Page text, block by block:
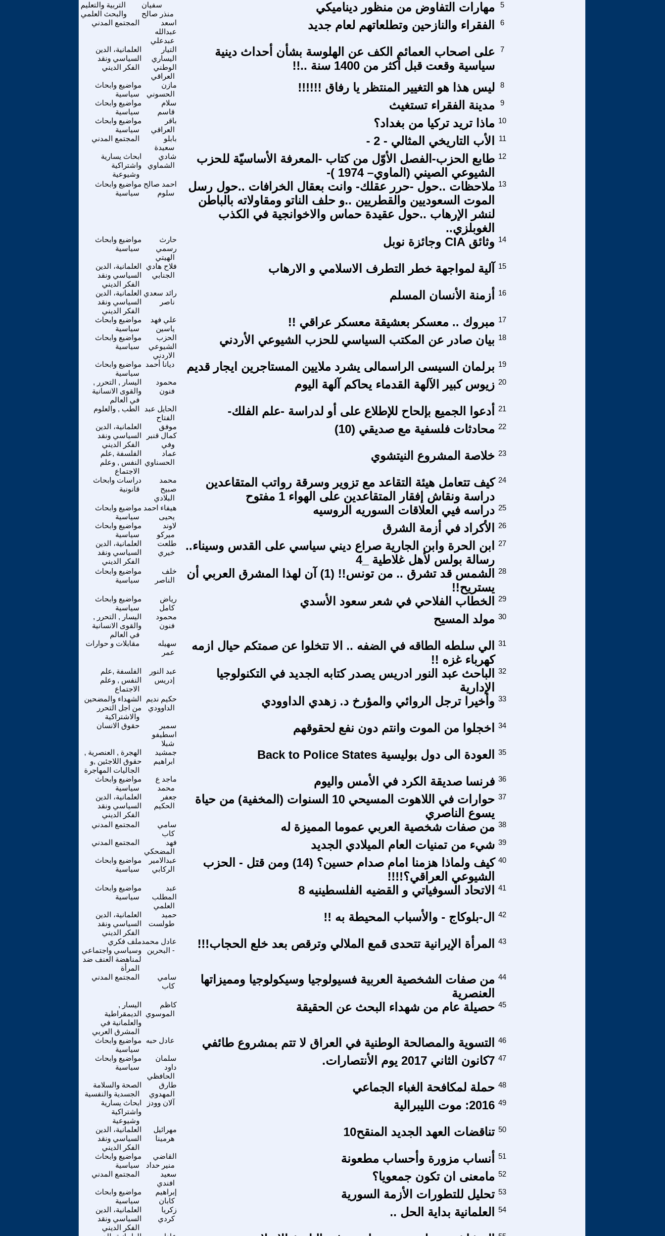
التربية والتعليم
والبحث العلمي
سفيان
منذر صالح
مهارات التفاوض من منظور ديناميكي 5
المجتمع المدني
اسعد
عبدالله
عبدعلي
الفقراء والنازحين وتطلعاتهم لعام جديد 6
العلمانية، الدين
السياسي ونقد
الفكر الديني
التيار
اليساري
الوطني
العراقي
على اصحاب العمائم الكف عن الهلوسة بشأن أحداث دينية
سياسية وقعت قبل أكثر من 1400 سنة ..!!
7
مواضيع وابحاث
سياسية
مازن
الحسوني
ليس هذا هو التغيير المنتظر يا رفاق !!!!!! 8
مواضيع وابحاث
سياسية
سلام
قاسم
مدينة الفقراء تستغيث 9
مواضيع وابحاث
سياسية
باقر
العراقي
ماذا تريد تركيا من بغداد؟ 10
المجتمع المدني
بابلو
سعيدة
الأب التاريخي المثالي - 2 - 11
ابحاث يسارية
واشتراكية
وشيوعية
شادي
الشماوي
طابع الحزب-الفصل الأوّل من كتاب -المعرفة الأساسيّة للحزب
الشيوعي الصيني (الماوي– 1974 )-
12
مواضيع وابحاث
سياسية
احمد صالح
سلوم
ملاحظات ..حول -حرر عقلك- وانت بعقال الخرافات ..حول رسل
الموت السعوديين والقطريين ..و حلف الناتو ومقاولاته بالباطن
لنشر الإرهاب ..حول عقيدة حماس والاخوانجية في الكذب
الغوبلزي..
13
مواضيع وابحاث
سياسية
حارث
رسمي
الهيتي
وثائق CIA وجائزة نوبل 14
العلمانية، الدين
السياسي ونقد
الفكر الديني
فلاح هادي
الجنابي
آلية لمواجهة خطر التطرف الاسلامي و الارهاب 15
العلمانية، الدين
السياسي ونقد
الفكر الديني
رائد سعدي
ناصر
أزمنة الأنسان المسلم 16
مواضيع وابحاث
سياسية
علي فهد
ياسين
مبروك .. معسكر بعشيقة معسكر عراقي !! 17
مواضيع وابحاث
سياسية
الحزب
الشيوعي
الاردني
بيان صادر عن المكتب السياسي للحزب الشيوعي الأردني 18
مواضيع وابحاث
سياسية
ديانا أحمد برلمان السيسى الراسمالى يشرد ملايين المستاجرين ايجار قديم 19
اليسار , التحرر ,
والقوى الانسانية
في العالم
محمود
فنون
زيوس كبير الآلهة القدماء يحاكم آلهة اليوم 20
الطب , والعلوم
الحايل عبد
الفتاح
أدعوا الجميع بإلحاح للإطلاع على أو لدراسة -علم الفلك- 21
العلمانية، الدين
السياسي ونقد
الفكر الديني
موفق
كمال قنبر
وفي
محادثات فلسفية مع صديقي (10) 22
الفلسفة ,علم
النفس , وعلم
الاجتماع
عماد
الحسناوي
خلاصة المشروع النيتشوي 23
دراسات وابحاث
قانونية
محمد
صبيح
البلادي
كيف تتعامل هيئة التقاعد مع تزوير وسرقة رواتب المتقاعدين
دراسة ونقاش إفقار المتقاعدين على الهواء 1 مفتوح
24
مواضيع وابحاث
سياسية
هيفاء احمد
يحيى
دراسه فيي العلاقات السوريه الروسيه 25
مواضيع وابحاث
سياسية
لاوند
ميركو
الأكراد في أزمة الشرق 26
العلمانية، الدين
السياسي ونقد
الفكر الديني
طلعت
خيري
ابن الحرة وابن الجارية صراع ديني سياسي على القدس وسيناء..
رسالة بولس لأهل غلاطية _4
27
مواضيع وابحاث
سياسية
خلف
الناصر
الشمس قد تشرق .. من تونس!! (1) آن لهذا المشرق العربي أن
يستريح!!
28
مواضيع وابحاث
سياسية
رياض
كامل
الخطاب الفلاحي في شعر سعود الأسدي 29
اليسار , التحرر ,
والقوى الانسانية
في العالم
محمود
فنون
مولد المسيح 30
مقابلات و حوارات
سهيله
عمر
الي سلطه الطاقه في الضفه .. الا تتخلوا عن صمتكم حيال ازمه
كهرباء غزه !!
31
الفلسفة ,علم
النفس , وعلم
الاجتماع
عبد النور
إدريس
الباحث عبد النور ادريس يصدر كتابه الجديد في التكنولوجيا
الإدارية
32
الشهداء والمضحين
من اجل التحرر
والاشتراكية
حكيم نديم
الداوودي
وأخيرا ترجل الروائي والمؤرخ د. زهدي الداوودي 33
حقوق الانسان
سمير
اسطيفو
شبلا
اخجلوا من الموت وانتم دون نفع لحقوقهم 34
الهجرة , العنصرية ,
حقوق اللاجئين ,و
الجاليات المهاجرة
جمشيد
ابراهيم
العودة الى دول بوليسية Back to Police States 35
مواضيع وابحاث
سياسية
ماجد ع
محمد
فرنسا صديقة الكرد في الأمس واليوم 36
العلمانية، الدين
السياسي ونقد
الفكر الديني
جعفر
الحكيم
حوارات في اللاهوت المسيحي 10 السنوات (المخفية) من حياة
يسوع الناصري
37
المجتمع المدني
سامي
كاب
من صفات شخصية العربي عموما المميزة له 38
المجتمع المدني
فهد
المضحكي
شيء من تمنيات العام الميلادي الجديد 39
مواضيع وابحاث
سياسية
عبدالامير
الركابي
كيف ولماذا هزمنا امام صدام حسين؟ (14) ومن قتل - الحزب
الشيوعي العراقي؟!!!!
40
مواضيع وابحاث
سياسية
عبد
المطلب
العلمي
الاتحاد السوفياتي و القضيه الفلسطينيه 8 41
العلمانية، الدين
السياسي ونقد
الفكر الديني
حميد
طولست
ال-بلوكاج - والأسباب المحيطة به !! 42
ملف فكري
وسياسي واجتماعي
لمناهضة العنف ضد
المرأة
عادل محمد
- البحرين
المرأة الإيرانية تتحدى قمع الملالي وترقص بعد خلع الحجاب!!! 43
المجتمع المدني
سامي
كاب
من صفات الشخصية العربية فسيولوجيا وسيكولوجيا ومميزاتها
العنصرية
44
اليسار ,
الديمقراطية
والعلمانية في
المشرق العربي
كاظم
الموسوي
حصيلة عام من شهداء البحث عن الحقيقة 45
مواضيع وابحاث
سياسية
عادل حبه التسوية والمصالحة الوطنية في العراق لا تتم بمشروع طائفي 46
مواضيع وابحاث
سياسية
سلمان
داود
الحافظي
7كانون الثاني 2017 يوم الأنتصارات. 47
الصحة والسلامة
الجسدية والنفسية
طارق
المهدوي
حملة لمكافحة الغباء الجماعي 48
ابحاث يسارية
واشتراكية
وشيوعية
آلان وودز 2016: موت الليبرالية 49
العلمانية، الدين
السياسي ونقد
الفكر الديني
مهرائيل
هرمينا
تناقضات العهد الجديد المنقح10 50
مواضيع وابحاث
سياسية
القاضي
منير حداد
أنساب مزورة وأحساب مطعونة 51
المجتمع المدني
سعيد
افندي
مامعنى ان تكون جمعويا؟ 52
مواضيع وابحاث
سياسية
إبراهيم
كابان
تحليل للتطورات الأزمة السورية 53
العلمانية، الدين
السياسي ونقد
الفكر الديني
زكريا
كردي
العلمانية بداية الحل .. 54